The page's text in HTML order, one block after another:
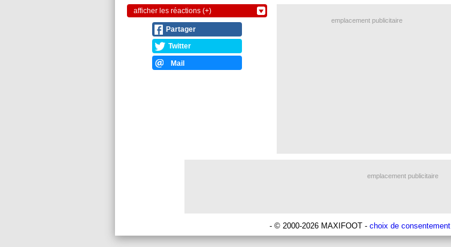
afficher les réactions (+)
Partager
Twitter
Mail
emplacement publicitaire
emplacement publicitaire
- © 2000-2026 MAXIFOOT - choix de consentement